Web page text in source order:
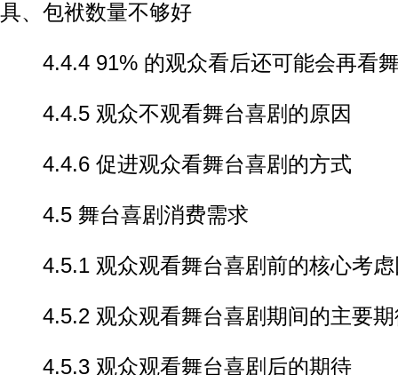
具、包袱数量不够好
4.4.4 91% 的观众看后还可能会再看
4.4.5 观众不观看舞台喜剧的原因
4.4.6 促进观众看舞台喜剧的方式
4.5 舞台喜剧消费需求
4.5.1 观众观看舞台喜剧前的核心考虑
4.5.2 观众观看舞台喜剧期间的主要期
4.5.3 观众观看舞台喜剧后的期待